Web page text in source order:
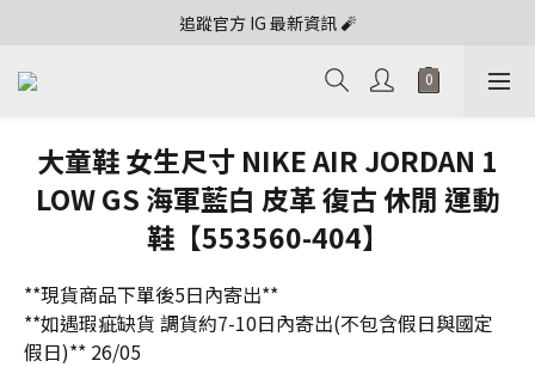
追蹤官方 IG 最新資訊 🧨
大童鞋 女生尺寸 NIKE AIR JORDAN 1
LOW GS 海軍藍白 皮革 復古 休閒 運動
鞋【553560-404】
**現貨商品下單後5日內寄出**
**如遇瑕疵缺貨 調貨約7-10日內寄出(不包含假日與國定
假日)** 26/05